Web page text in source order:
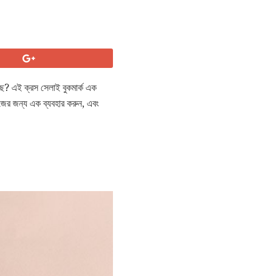
এই ক্রস সেলাই বুকমার্ক এক
জন্য এক ব্যবহার করুন, এবং